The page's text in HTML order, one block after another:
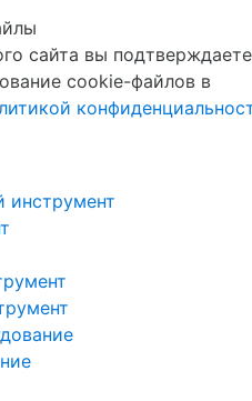
сайта вы подтверждаете
cookie-файлов в
инструмент